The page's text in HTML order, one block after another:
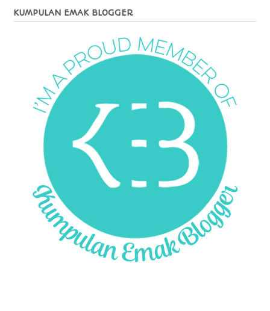
KUMPULAN EMAK BLOGGER